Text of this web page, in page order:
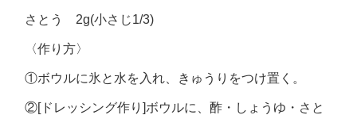
さとう 2g(小さじ1/3)
〈作り方〉
①ボウルに氷と水を入れ、きゅうりをつけ置く。
②[ドレッシング作り]ボウルに、酢・しょうゆ・さと